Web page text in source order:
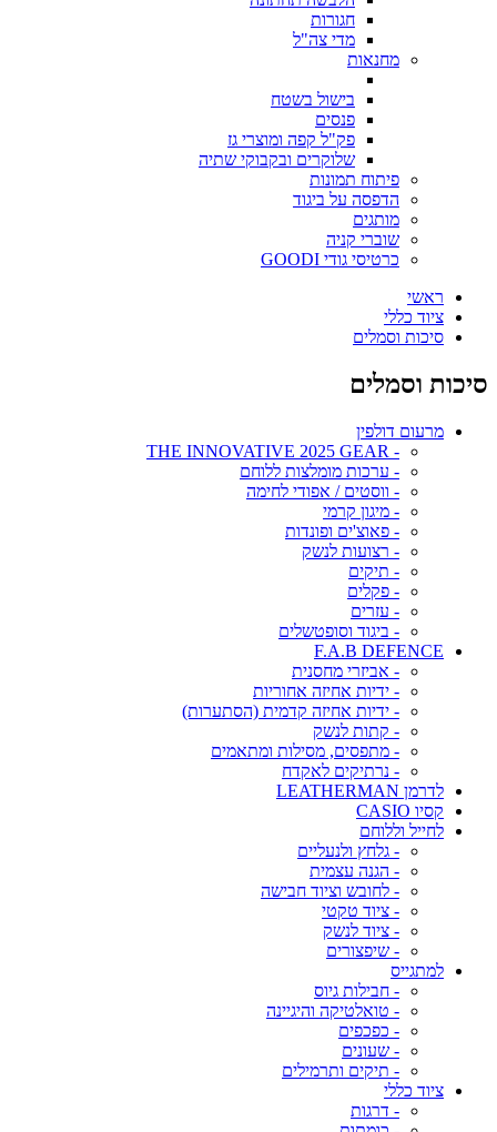
חגורות
מדי צה"ל
מחנאות
בישול בשטח
פנסים
פק"ל קפה ומוצרי גז
שלוקרים ובקבוקי שתיה
פיתוח תמונות
הדפסה על ביגוד
מותגים
שוברי קניה
כרטיסי גודי GOODI
ראשי
ציוד כללי
סיכות וסמלים
סיכות וסמלים
מרעום דולפין
- THE INNOVATIVE 2025 GEAR
- ערכות מומלצות ללוחם
- ווסטים / אפודי לחימה
- מיגון קרמי
- פאוצ'ים ופונדות
- רצועות לנשק
- תיקים
- פקלים
- עזרים
- ביגוד וסופטשלים
F.A.B DEFENCE
- אביזרי מחסנית
- ידיות אחיזה אחוריות
- ידיות אחיזה קדמית (הסתערות)
- קתות לנשק
- מתפסים, מסילות ומתאמים
- נרתיקים לאקדח
לדרמן LEATHERMAN
קסיו CASIO
לחייל וללוחם
- גלחץ ולנעליים
- הגנה עצמית
- לחובש וציוד חבישה
- ציוד טקטי
- ציוד לנשק
- שיפצורים
למתגייס
- חבילות גיוס
- טואלטיקה והיגיינה
- כפכפים
- שעונים
- תיקים ותרמילים
ציוד כללי
- דרגות